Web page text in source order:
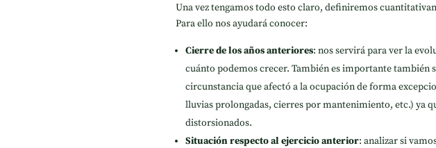
Una vez tengamos todo esto claro, definiremos
Para ello nos ayudará conocer:
Cierre de los años anteriores: nos servirá para ver la
cuánto podemos crecer. También es importante también
circunstancia que afectó a la ocupación de forma
lluvias prolongadas, cierres por mantenimiento, etc.) ya
distorsionados.
Situación respecto al ejercicio anterior: analizar si